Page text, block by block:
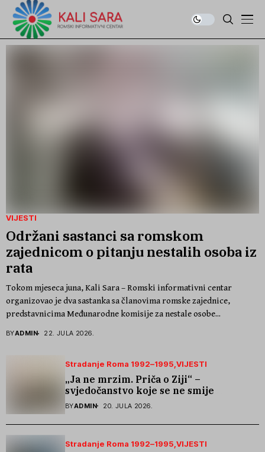
VIJESTI
Održani sastanci sa romskom
zajednicom o pitanju nestalih osoba iz
rata
Tokom mjeseca juna, Kali Sara – Romski informativni centar
organizovao je dva sastanka sa članovima romske zajednice,
predstavnicima Međunarodne komisije za nestale osobe...
BYADMIN 22. JULA 2026.
Stradanje Roma 1992–1995 VIJESTI
„Ja ne mrzim. Priča o Ziji“ –
svjedočanstvo koje se ne smije
zaboraviti
BYADMIN 20. JULA 2026.
Stradanje Roma 1992–1995 VIJESTI